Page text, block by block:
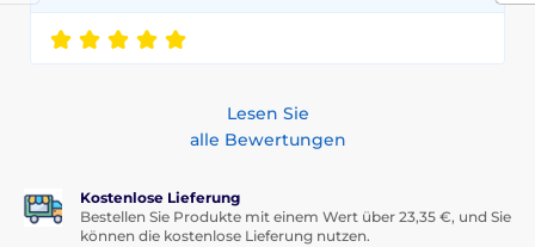
Lesen Sie
alle Bewertungen
Kostenlose Lieferung
Bestellen Sie Produkte mit einem Wert über 23,35 €, und Sie
können die kostenlose Lieferung nutzen.